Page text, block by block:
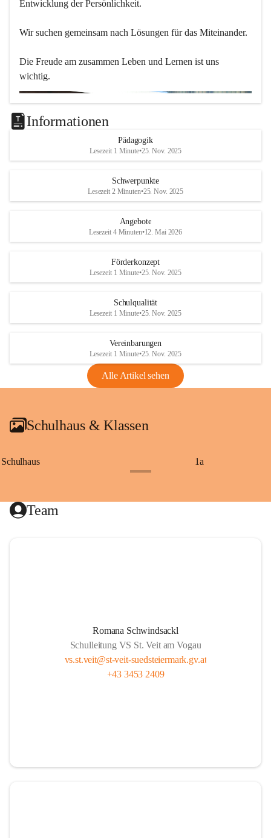
Entwicklung der Persönlichkeit.
Wir suchen gemeinsam nach Lösungen für das Miteinander.
Die Freude am zusammen Leben und Lernen ist uns
wichtig.
Informationen
Pädagogik
Lesezeit 1 Minute•25. Nov. 2025
Schwerpunkte
Lesezeit 2 Minuten•25. Nov. 2025
Angebote
Lesezeit 4 Minuten•12. Mai 2026
Förderkonzept
Lesezeit 1 Minute•25. Nov. 2025
Schulqualität
Lesezeit 1 Minute•25. Nov. 2025
Vereinbarungen
Lesezeit 1 Minute•25. Nov. 2025
Alle Artikel sehen
Schulhaus & Klassen
Schulhaus 1a
Team
Romana Schwindsackl
Schulleitung VS St. Veit am Vogau
vs.st.veit@st-veit-suedsteiermark.gv.at
+43 3453 2409